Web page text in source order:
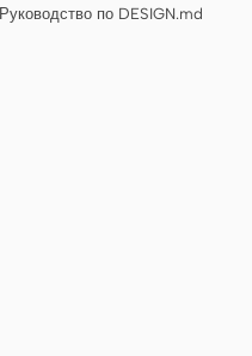
Руководство по DESIGN.md